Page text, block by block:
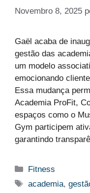
Novembro 8, 2025
Gaël acaba de
gestão das
um modelo
emocionando
Essa mudança
Academia ProFit,
espaços como o
Gym participem
garantindo
Categorias
Fitness
Etiquetas
academia,